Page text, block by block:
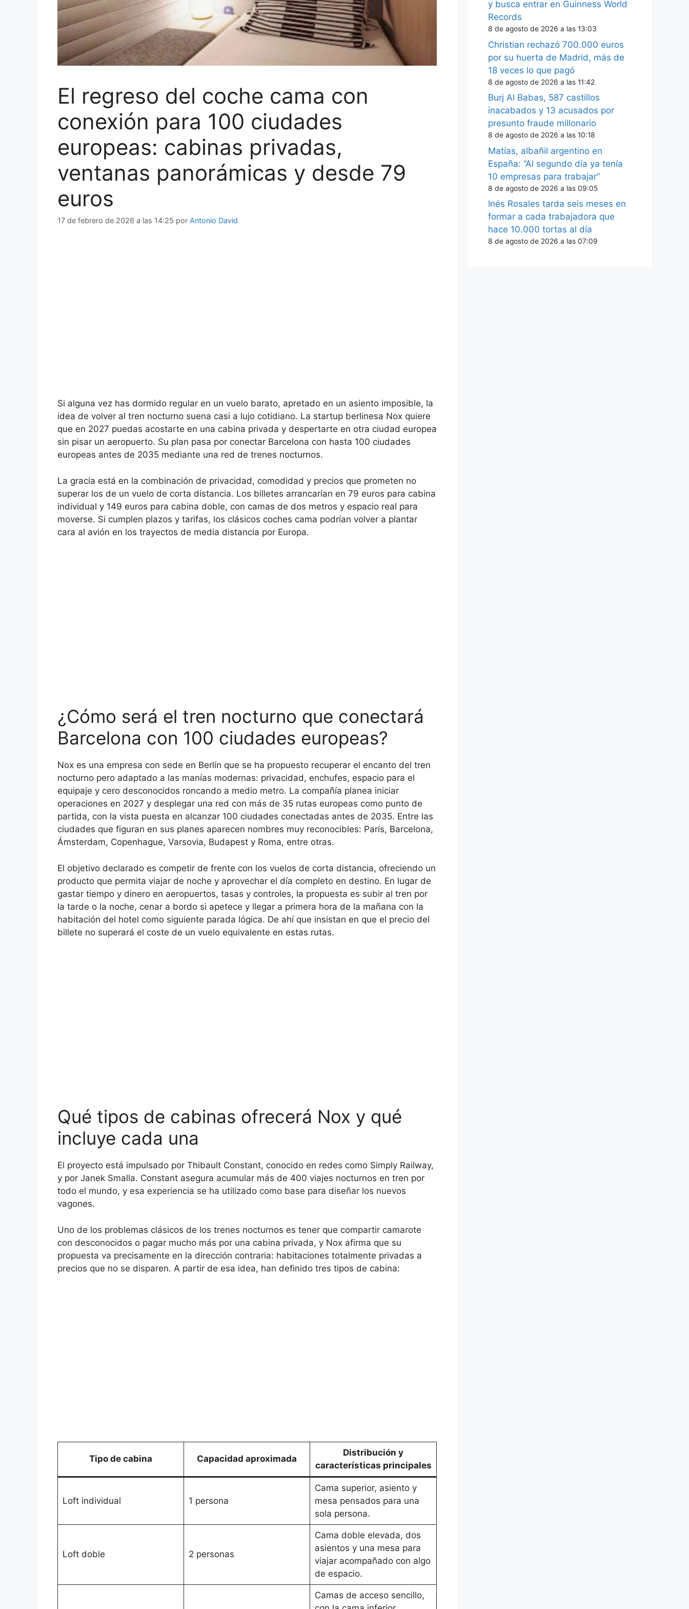
El regreso del coche cama con
conexión para 100 ciudades
europeas: cabinas privadas,
ventanas panorámicas y desde 79
euros
17 de febrero de 2026 a las 14:25 por Antonio David
Si alguna vez has dormido regular en un vuelo barato, apretado en un asiento imposible, la
idea de volver al tren nocturno suena casi a lujo cotidiano. La startup berlinesa Nox quiere
que en 2027 puedas acostarte en una cabina privada y despertarte en otra ciudad europea
sin pisar un aeropuerto. Su plan pasa por conectar Barcelona con hasta 100 ciudades
europeas antes de 2035 mediante una red de trenes nocturnos.
La gracia está en la combinación de privacidad, comodidad y precios que prometen no
superar los de un vuelo de corta distancia. Los billetes arrancarían en 79 euros para cabina
individual y 149 euros para cabina doble, con camas de dos metros y espacio real para
moverse. Si cumplen plazos y tarifas, los clásicos coches cama podrían volver a plantar
cara al avión en los trayectos de media distancia por Europa.
¿Cómo será el tren nocturno que conectará
Barcelona con 100 ciudades europeas?
Nox es una empresa con sede en Berlín que se ha propuesto recuperar el encanto del tren
nocturno pero adaptado a las manías modernas: privacidad, enchufes, espacio para el
equipaje y cero desconocidos roncando a medio metro. La compañía planea iniciar
operaciones en 2027 y desplegar una red con más de 35 rutas europeas como punto de
partida, con la vista puesta en alcanzar 100 ciudades conectadas antes de 2035. Entre las
ciudades que figuran en sus planes aparecen nombres muy reconocibles: París, Barcelona,
Ámsterdam, Copenhague, Varsovia, Budapest y Roma, entre otras.
El objetivo declarado es competir de frente con los vuelos de corta distancia, ofreciendo un
producto que permita viajar de noche y aprovechar el día completo en destino. En lugar de
gastar tiempo y dinero en aeropuertos, tasas y controles, la propuesta es subir al tren por
la tarde o la noche, cenar a bordo si apetece y llegar a primera hora de la mañana con la
habitación del hotel como siguiente parada lógica. De ahí que insistan en que el precio del
billete no superará el coste de un vuelo equivalente en estas rutas.
Qué tipos de cabinas ofrecerá Nox y qué
incluye cada una
El proyecto está impulsado por Thibault Constant, conocido en redes como Simply Railway,
y por Janek Smalla. Constant asegura acumular más de 400 viajes nocturnos en tren por
todo el mundo, y esa experiencia se ha utilizado como base para diseñar los nuevos
vagones.
Uno de los problemas clásicos de los trenes nocturnos es tener que compartir camarote
con desconocidos o pagar mucho más por una cabina privada, y Nox afirma que su
propuesta va precisamente en la dirección contraria: habitaciones totalmente privadas a
precios que no se disparen. A partir de esa idea, han definido tres tipos de cabina:
Tipo de cabina Capacidad aproximada
Distribución y
características principales
Loft individual 1 persona
Cama superior, asiento y
mesa pensados para una
sola persona.
Loft doble 2 personas
Cama doble elevada, dos
asientos y una mesa para
viajar acompañado con algo
de espacio.
Camas de acceso sencillo,
y busca entrar en Guinness World
Records
8 de agosto de 2026 a las 13:03
Christian rechazó 700.000 euros
por su huerta de Madrid, más de
18 veces lo que pagó
8 de agosto de 2026 a las 11:42
Burj Al Babas, 587 castillos
inacabados y 13 acusados por
presunto fraude millonario
8 de agosto de 2026 a las 10:18
Matías, albañil argentino en
España: “Al segundo día ya tenía
10 empresas para trabajar”
8 de agosto de 2026 a las 09:05
Inés Rosales tarda seis meses en
formar a cada trabajadora que
hace 10.000 tortas al día
8 de agosto de 2026 a las 07:09